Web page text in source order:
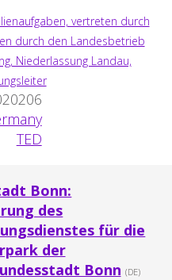
vertreten durch
durch den Landesbetrieb
Niederlassung Landau,
TED
Bonn:
des
für die
der
Bonn (DE)